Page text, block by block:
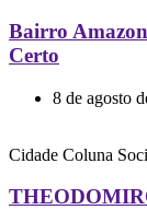
Bairro
Certo
8 de agosto
Cidade Coluna